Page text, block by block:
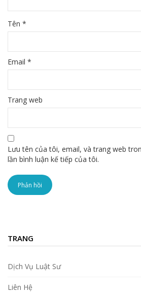
Tên *
Email *
Trang web
Lưu tên của tôi, email, và trang web
lần bình luận kế tiếp của tôi.
TRANG
Dịch Vụ Luật Sư
Liên Hệ